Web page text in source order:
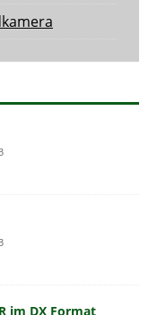
im DX Format